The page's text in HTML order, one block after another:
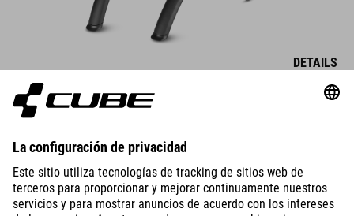
DETAILS
STECKSCHUTZBLECHSET GRAVEL 28"